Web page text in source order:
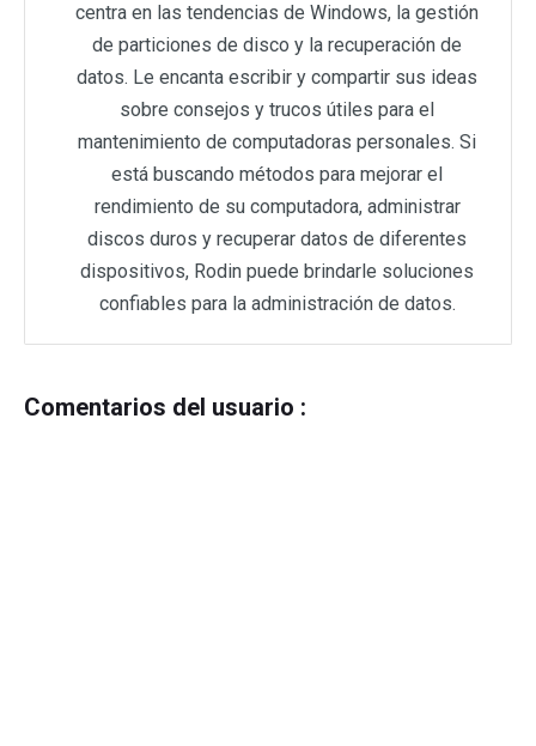
centra en las tendencias de Windows, la gestión
de particiones de disco y la recuperación de
datos. Le encanta escribir y compartir sus ideas
sobre consejos y trucos útiles para el
mantenimiento de computadoras personales. Si
está buscando métodos para mejorar el
rendimiento de su computadora, administrar
discos duros y recuperar datos de diferentes
dispositivos, Rodin puede brindarle soluciones
confiables para la administración de datos.
Comentarios del usuario :